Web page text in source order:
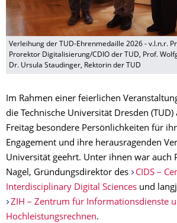
Verleihung der TUD-Ehrenmedaille 2026 - v.l.n.r.
Prorektor Digitalisierung/CDIO der TUD, Prof.
Dr. Ursula Staudinger, Rektorin der TUD
Im Rahmen einer feierlichen
die Technische Universität Dresden (TUD)
Freitag besondere Persönlichkeiten für
Engagement und ihre herausragenden
Universität geehrt. Unter ihnen war auch
Nagel, Gründungsdirektor des
CIDS –
Interdisciplinary Digital Sciences und
ZIH – Zentrum für Informationsdienste
Hochleistungsrechnen.